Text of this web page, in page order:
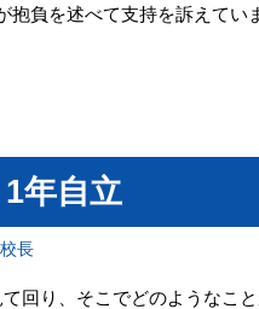
が抱負を述べて支持を訴え
年自立
長
回り、そこでどのようなこ